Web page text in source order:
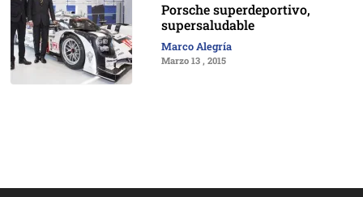
Porsche superdeportivo,
supersaludable
Marco Alegría
Marzo 13 , 2015